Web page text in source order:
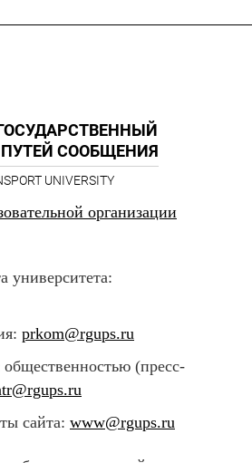
СООБЩЕНИЯ
UNIVERSITY
организации
университета:
prkom@rgups.ru
(пресс-
сайта: www@rgups.ru